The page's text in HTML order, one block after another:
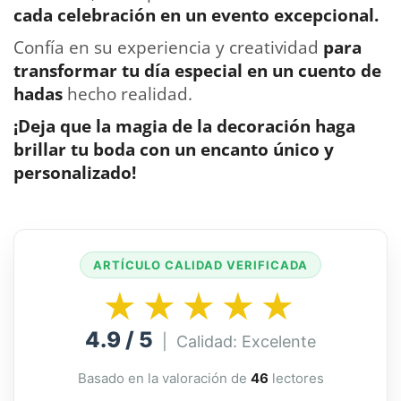
cada celebración en un evento excepcional.
Confía en su experiencia y creatividad para
transformar tu día especial en un cuento de
hadas hecho realidad.
¡Deja que la magia de la decoración haga
brillar tu boda con un encanto único y
personalizado!
ARTÍCULO CALIDAD VERIFICADA
★★★★★
4.9 / 5 | Calidad: Excelente
Basado en la valoración de 46 lectores